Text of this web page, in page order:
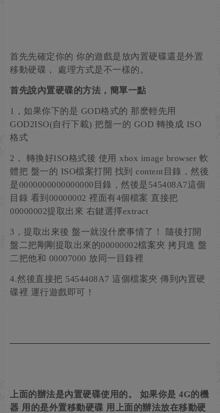
首先先確定你的 你的遊戲是放內置硬碟還是外置
移動硬碟， 處理方式是不一樣的。
首先說內置硬碟的方法，簡單一點
1，如果你下的是 GOD格式的 那麽輕先用
GOD2ISO(自行下載) 把盤一的 GOD 轉換成 ISO
格式
2， 轉換好ISO格式後 使用 xbox image browser 軟
體把 盤一的 ISO檔案打開 找到 content目錄，然後
是0000000000000000目錄，然後是545408A7這個
目錄 看到00000002 裡面有4個檔案 直接把
00000002提取出來 右鍵選擇extract
3，提取出來後 盤一就沒什麽事情了！ 隨後打開
盤二把剛剛提取出來的00000002檔案夾 拷貝進 盤
二把他和 00007000 放同一目錄裡
4.然後直接把 5454408A7 這個檔案夾 傳到內置硬
碟裡 運行遊戲即可！
上面的辦法是內置硬碟使用的。 如果你是 4G的機
器 用的是外置移動硬碟 用上面的辦法放在移動硬